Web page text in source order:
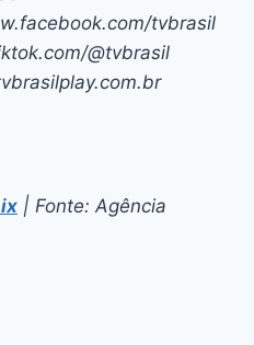
tvbrasil
@tvbrasil
| Fonte: Agência